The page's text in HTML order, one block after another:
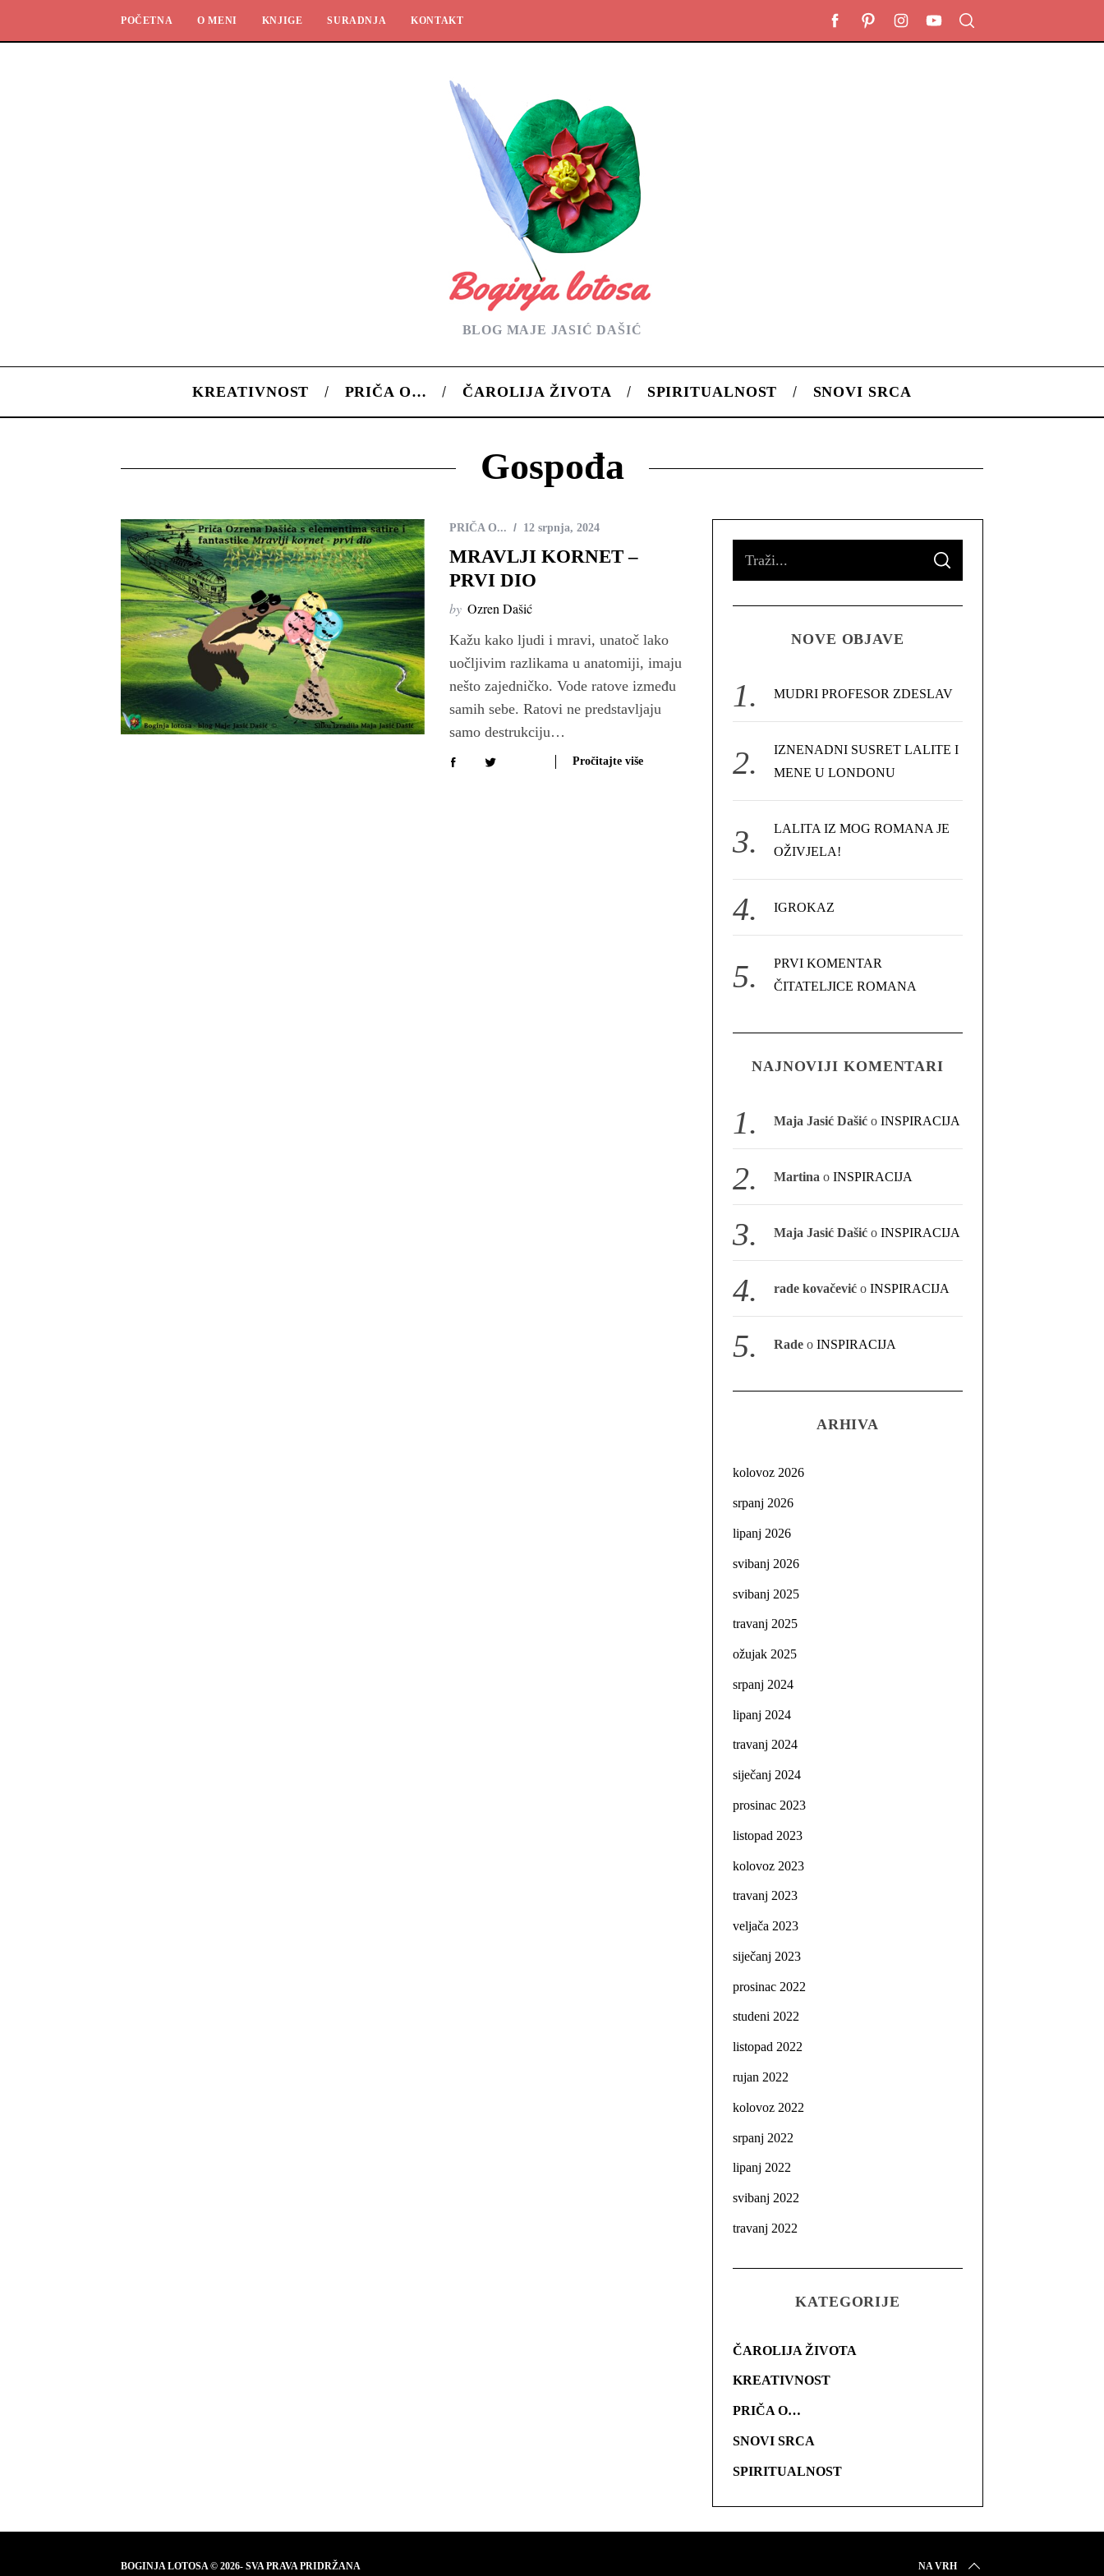
POČETNA O MENI KNJIGE SURADNJA KONTAKT
BLOG MAJE JASIĆ DAŠIĆ
KREATIVNOST PRIČA O… ČAROLIJA ŽIVOTA SPIRITUALNOST SNOVI SRCA
Gospođa
PRIČA O... 12 srpnja, 2024
MRAVLJI KORNET –
PRVI DIO
by Ozren Dašić
Kažu kako ljudi i mravi, unatoč lako
uočljivim razlikama u anatomiji, imaju
nešto zajedničko. Vode ratove između
samih sebe. Ratovi ne predstavljaju
samo destrukciju…
Pročitajte više
o
S
A
C
NOVE OBJAVE
MUDRI PROFESOR ZDESLAV
IZNENADNI SUSRET LALITE I
MENE U LONDONU
LALITA IZ MOG ROMANA JE
OŽIVJELA!
IGROKAZ
PRVI KOMENTAR
ČITATELJICE ROMANA
NAJNOVIJI KOMENTARI
Maja Jasić Dašić oINSPIRACIJA
Martina oINSPIRACIJA
Maja Jasić Dašić oINSPIRACIJA
rade kovačević oINSPIRACIJA
Rade oINSPIRACIJA
ARHIVA
kolovoz 2026
srpanj 2026
lipanj 2026
svibanj 2026
svibanj 2025
travanj 2025
ožujak 2025
srpanj 2024
lipanj 2024
travanj 2024
siječanj 2024
prosinac 2023
listopad 2023
kolovoz 2023
travanj 2023
veljača 2023
siječanj 2023
prosinac 2022
studeni 2022
listopad 2022
rujan 2022
kolovoz 2022
srpanj 2022
lipanj 2022
svibanj 2022
travanj 2022
KATEGORIJE
ČAROLIJA ŽIVOTA
KREATIVNOST
PRIČA O…
SNOVI SRCA
SPIRITUALNOST
BOGINJA LOTOSA © 2026- SVA PRAVA PRIDRŽANA NA VRH